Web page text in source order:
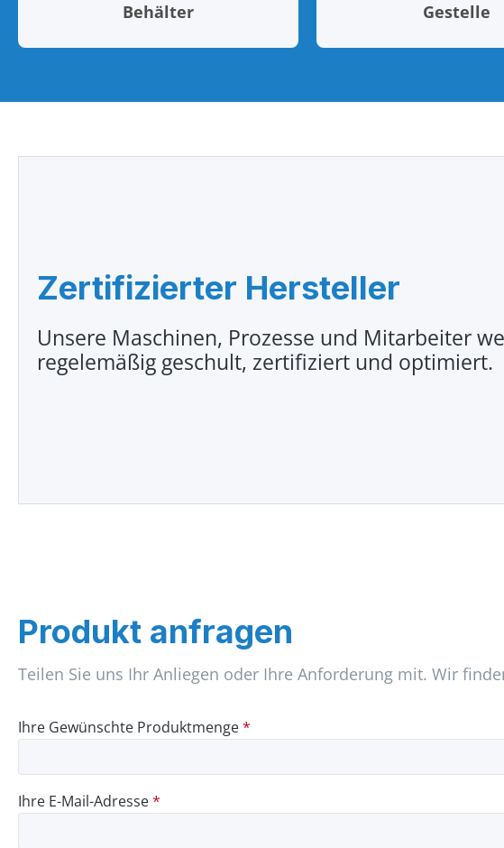
Behälter Gestelle
Zertifizierter Hersteller
Unsere Maschinen, Prozesse und Mitarbeiter
regelemäßig geschult, zertifiziert und optimiert.
Produkt anfragen
Teilen Sie uns Ihr Anliegen oder Ihre Anforderung mit. Wir
Ihre Gewünschte Produktmenge*
Ihre E-Mail-Adresse*